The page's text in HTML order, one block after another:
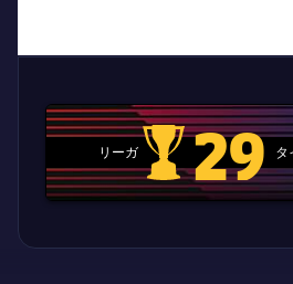
リーガ
La Liga
29 タ